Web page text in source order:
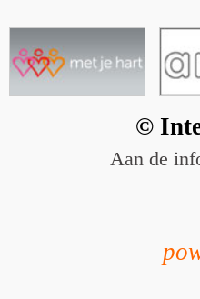
©
Aan de